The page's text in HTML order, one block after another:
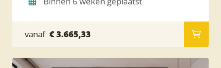
vanaf € 3.665,33